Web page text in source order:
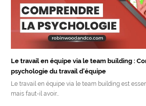
Le travail en équipe via le team building :
psychologie du travail d’équipe
Le travail en équipe via le team building est
mais faut-il avoir…